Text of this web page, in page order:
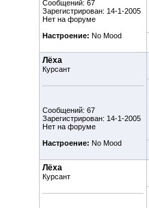
Сообщений: 67
Зарегистрирован: 14-1-2005
Нет на форуме
Настроение: No Mood
Лёха
Курсант
Сообщений: 67
Зарегистрирован: 14-1-2005
Нет на форуме
Настроение: No Mood
Лёха
Курсант